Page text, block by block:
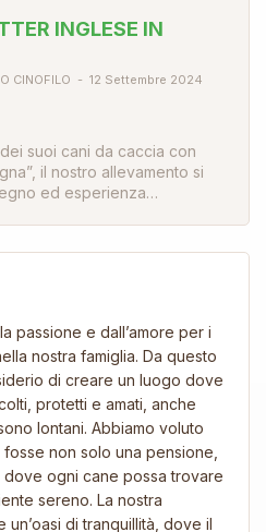
INGLESE IN
CINOFILO 12 Settembre 2024
suoi cani da caccia con
il nostro allevamento si
ed esperienza…
passione e dall’amore per i
nostra famiglia. Da questo
di creare un luogo dove
protetti e amati, anche
lontani. Abbiamo voluto
non solo una pensione,
ogni cane possa trovare
sereno. La nostra
di tranquillità, dove il